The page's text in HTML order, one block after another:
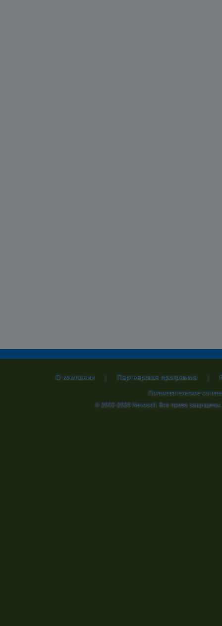
О компании | Партнерская программа |
Пользовательское
© 2002-2026Nevosoft. Все права защищены